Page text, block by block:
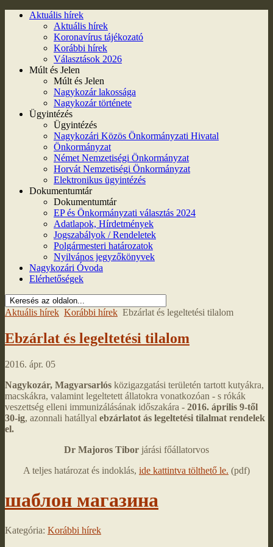
Aktuális hírek
Aktuális hírek
Koronavírus tájékozató
Korábbi hírek
Választások 2026
Múlt és Jelen
Múlt és Jelen
Nagykozár lakossága
Nagykozár története
Ügyintézés
Ügyintézés
Nagykozári Közös Önkormányzati Hivatal
Önkormányzat
Német Nemzetiségi Önkormányzat
Horvát Nemzetiségi Önkormányzat
Elektronikus ügyintézés
Dokumentumtár
Dokumentumtár
EP és Önkormányzati választás 2024
Adatlapok, Hírdetmények
Jogszabályok / Rendeletek
Polgármesteri határozatok
Nyilvános jegyzőkönyvek
Nagykozári Óvoda
Elérhetőségek
Aktuális hírek Korábbi hírek Ebzárlat és legeltetési tilalom
Ebzárlat és legeltetési tilalom
2016. ápr. 05
Nagykozár, Magyarsarlós közigazgatási területén tartott kutyákra,
macskákra, valamint legeltetett állatokra vonatkozóan - s rókák
veszettség elleni immunizálásának időszakára - 2016. április 9-től
30-ig, azonnali hatállyal ebzárlatot ás legeltetési tilalmat rendelek
el.
Dr Majoros Tibor járási főállatorvos
A teljes határozat és indoklás, ide kattintva tölthető le. (pdf)
шаблон магазина
Kategória: Korábbi hírek